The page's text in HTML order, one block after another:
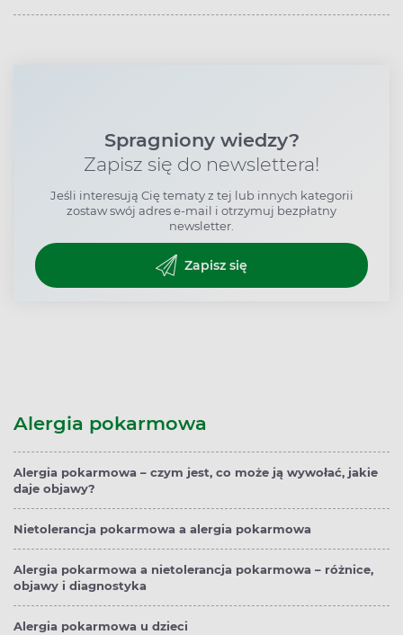
Spragniony wiedzy?
Zapisz się do newslettera!
Jeśli interesują Cię tematy z tej lub innych kategorii
zostaw swój adres e-mail i otrzymuj bezpłatny
newsletter.
Zapisz się
Alergia pokarmowa
Alergia pokarmowa – czym jest, co może ją wywołać, jakie
daje objawy?
Nietolerancja pokarmowa a alergia pokarmowa
Alergia pokarmowa a nietolerancja pokarmowa – różnice,
objawy i diagnostyka
Alergia pokarmowa u dzieci